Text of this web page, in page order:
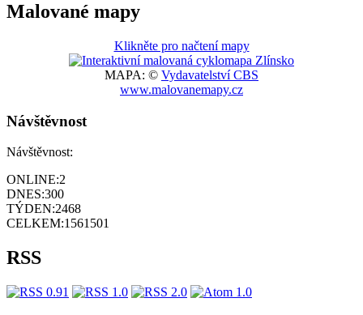
Malované mapy
Klikněte pro načtení mapy
MAPA: © Vydavatelství CBS
www.malovanemapy.cz
Návštěvnost
Návštěvnost:
ONLINE:2
DNES:300
TÝDEN:2468
CELKEM:1561501
RSS